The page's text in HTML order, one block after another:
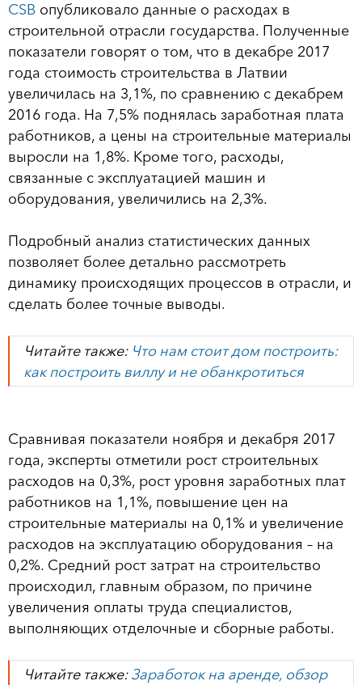
CSB опубликовало данные о расходах в
строительной отрасли государства. Полученные
показатели говорят о том, что в декабре 2017
года стоимость строительства в Латвии
увеличилась на 3,1%, по сравнению с декабрем
2016 года. На 7,5% поднялась заработная плата
работников, а цены на строительные материалы
выросли на 1,8%. Кроме того, расходы,
связанные с эксплуатацией машин и
оборудования, увеличились на 2,3%.
Подробный анализ статистических данных
позволяет более детально рассмотреть
динамику происходящих процессов в отрасли, и
сделать более точные выводы.
Читайте также: Что нам стоит дом построить:
как построить виллу и не обанкротиться
Сравнивая показатели ноября и декабря 2017
года, эксперты отметили рост строительных
расходов на 0,3%, рост уровня заработных плат
работников на 1,1%, повышение цен на
строительные материалы на 0,1% и увеличение
расходов на эксплуатацию оборудования – на
0,2%. Средний рост затрат на строительство
происходил, главным образом, по причине
увеличения оплаты труда специалистов,
выполняющих отделочные и сборные работы.
Читайте также:Заработок на аренде, обзор